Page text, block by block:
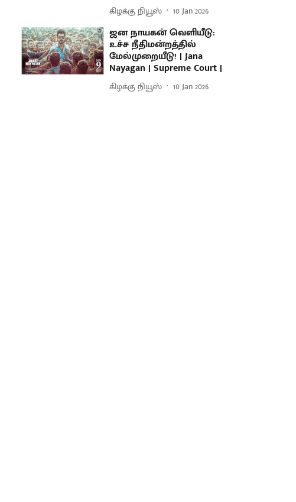
கிழக்கு நியூஸ் 10 Jan 2026
ஜன நாயகன் வெளியீடு:
உச்ச நீதிமன்றத்தில்
மேல்முறையீடு! | Jana
Nayagan | Supreme Court |
கிழக்கு நியூஸ் 10 Jan 2026